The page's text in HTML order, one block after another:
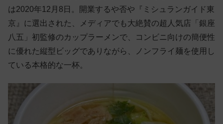
は2020年12月8日。開業するや否や『ミシュランガイド東
京』に選出された、メディアでも大絶賛の超人気店「銀座
八五」初監修のカップラーメンで、コンビニ向けの簡便性
に優れた縦型ビッグでありながら、ノンフライ麺を使用し
ている本格的な一杯。